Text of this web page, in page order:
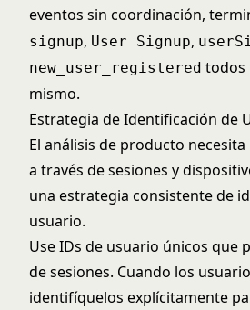
eventos sin coordinación,
signup, User Signup,
new_user_registered todos
mismo.
Estrategia de Identificación de
El análisis de producto
a través de sesiones y
una estrategia consistente de
usuario.
Use IDs de usuario únicos que
de sesiones. Cuando los
identifíquelos explícitamente